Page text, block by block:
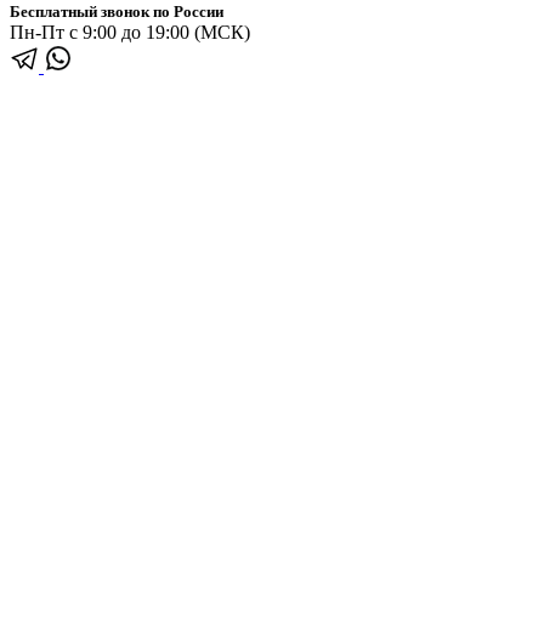
Бесплатный звонок по России
Пн-Пт с 9:00 до 19:00 (МСК)